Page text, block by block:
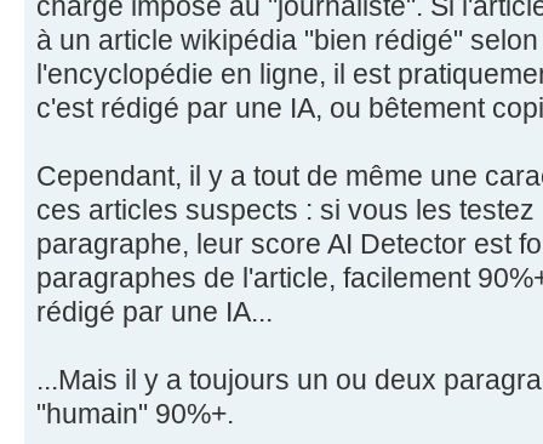
à un article wikipédia "bien rédigé"
l'encyclopédie en ligne, il est
c'est rédigé par une IA, ou bêtement
Cependant, il y a tout de même une
ces articles suspects : si vous les
paragraphe, leur score AI Detector est
paragraphes de l'article, facilement
rédigé par une IA...
...Mais il y a toujours un ou deux
"humain" 90%+.